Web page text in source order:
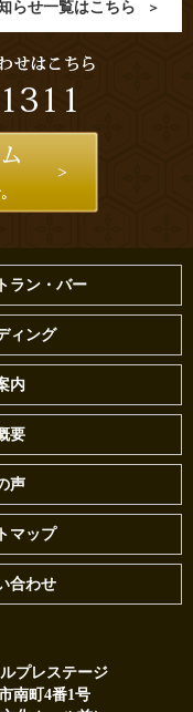
らせ一覧はこちら ＞
ラン・バー
ィング
内
要
声
マップ
合わせ
プレステージ
南町4番1号